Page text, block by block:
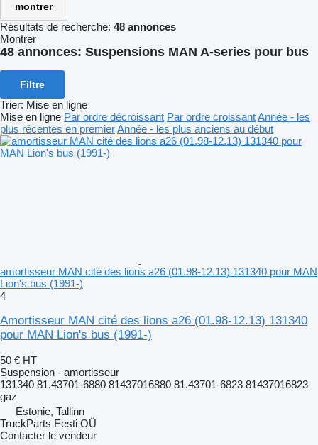
montrer
Résultats de recherche: 48 annonces
Montrer
48 annonces: Suspensions MAN A-series pour bus
Filtre
Trier: Mise en ligne
Mise en ligne Par ordre décroissant Par ordre croissantAnnée - les
plus récentes en premierAnnée - les plus anciens au début
amortisseur MAN cité des lions a26 (01.98-12.13) 131340 pour MAN
Lion's bus (1991-)
4
Amortisseur MAN cité des lions a26 (01.98-12.13) 131340
pour MAN Lion's bus (1991-)
50 € HT
Suspension - amortisseur
131340 81.43701-6880 81437016880 81.43701-6823 81437016823
gaz
Estonie, Tallinn
TruckParts Eesti OÜ
Contacter le vendeur